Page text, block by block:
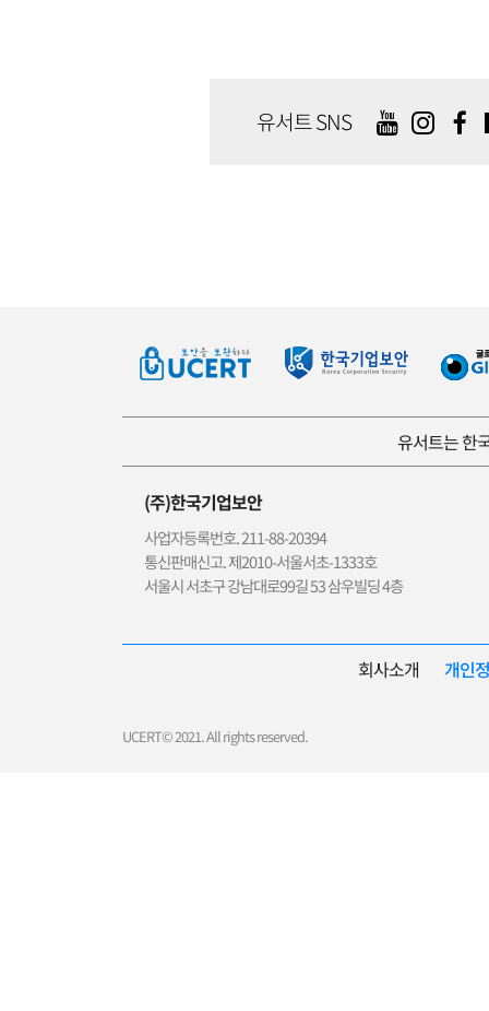
유서트 SNS
유서트는 한
(주)한국기업보안
사업자등록번호. 211-88-20394
통신판매신고. 제2010-서울서초-1333호
서울시 서초구 강남대로99길 53 삼우빌딩 4층
회사소개 개인
UCERT© 2021. All rights reserved.